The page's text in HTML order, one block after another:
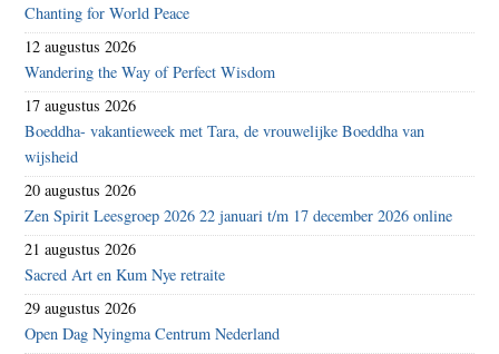
Chanting for World Peace
12 augustus 2026
Wandering the Way of Perfect Wisdom
17 augustus 2026
Boeddha- vakantieweek met Tara, de vrouwelijke Boeddha van
wijsheid
20 augustus 2026
Zen Spirit Leesgroep 2026 22 januari t/m 17 december 2026 online
21 augustus 2026
Sacred Art en Kum Nye retraite
29 augustus 2026
Open Dag Nyingma Centrum Nederland